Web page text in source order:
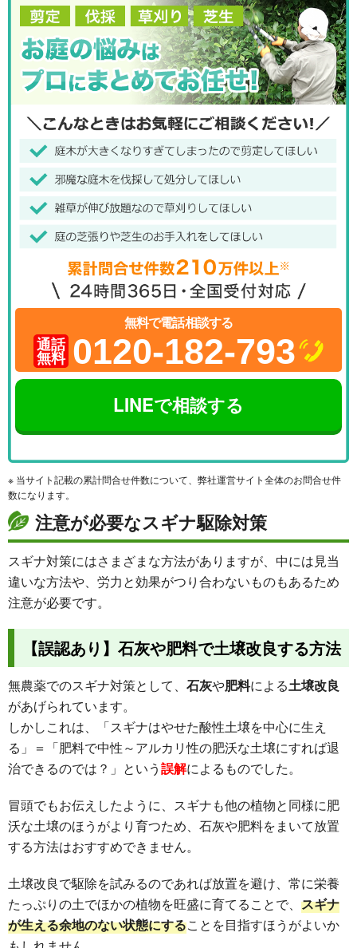
無料で電話相談する
通話
無料 0120-182-793
LINEで相談する
※ 当サイト記載の累計問合せ件数について、弊社運営サイト全体のお問合せ件
数になります。
注意が必要なスギナ駆除対策
スギナ対策にはさまざまな方法がありますが、中には見当
違いな方法や、労力と効果がつり合わないものもあるため
注意が必要です。
【誤認あり】石灰や肥料で土壌改良する方法
無農薬でのスギナ対策として、 石灰や肥料による土壌改良
があげられています。
しかしこれは、「スギナはやせた酸性土壌を中心に生え
る」＝「肥料で中性～アルカリ性の肥沃な土壌にすれば退
治できるのでは？」という誤解によるものでした。
冒頭でもお伝えしたように、スギナも他の植物と同様に肥
沃な土壌のほうがより育つため、石灰や肥料をまいて放置
する方法はおすすめできません。
土壌改良で駆除を試みるのであれば放置を避け、常に栄養
たっぷりの土でほかの植物を旺盛に育てることで、 スギナ
が生える余地のない状態にすることを目指すほうがよいか